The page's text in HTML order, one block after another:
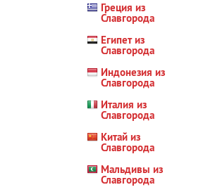
Греция из
Славгорода
Египет из
Славгорода
Индонезия из
Славгорода
Италия из
Славгорода
Китай из
Славгорода
Мальдивы из
Славгорода